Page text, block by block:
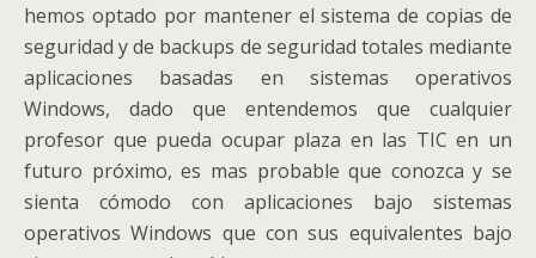
hemos optado por mantener el sistema de copias de
seguridad y de backups de seguridad totales mediante
aplicaciones basadas en sistemas operativos
Windows, dado que entendemos que cualquier
profesor que pueda ocupar plaza en las TIC en un
futuro próximo, es mas probable que conozca y se
sienta cómodo con aplicaciones bajo sistemas
operativos Windows que con sus equivalentes bajo